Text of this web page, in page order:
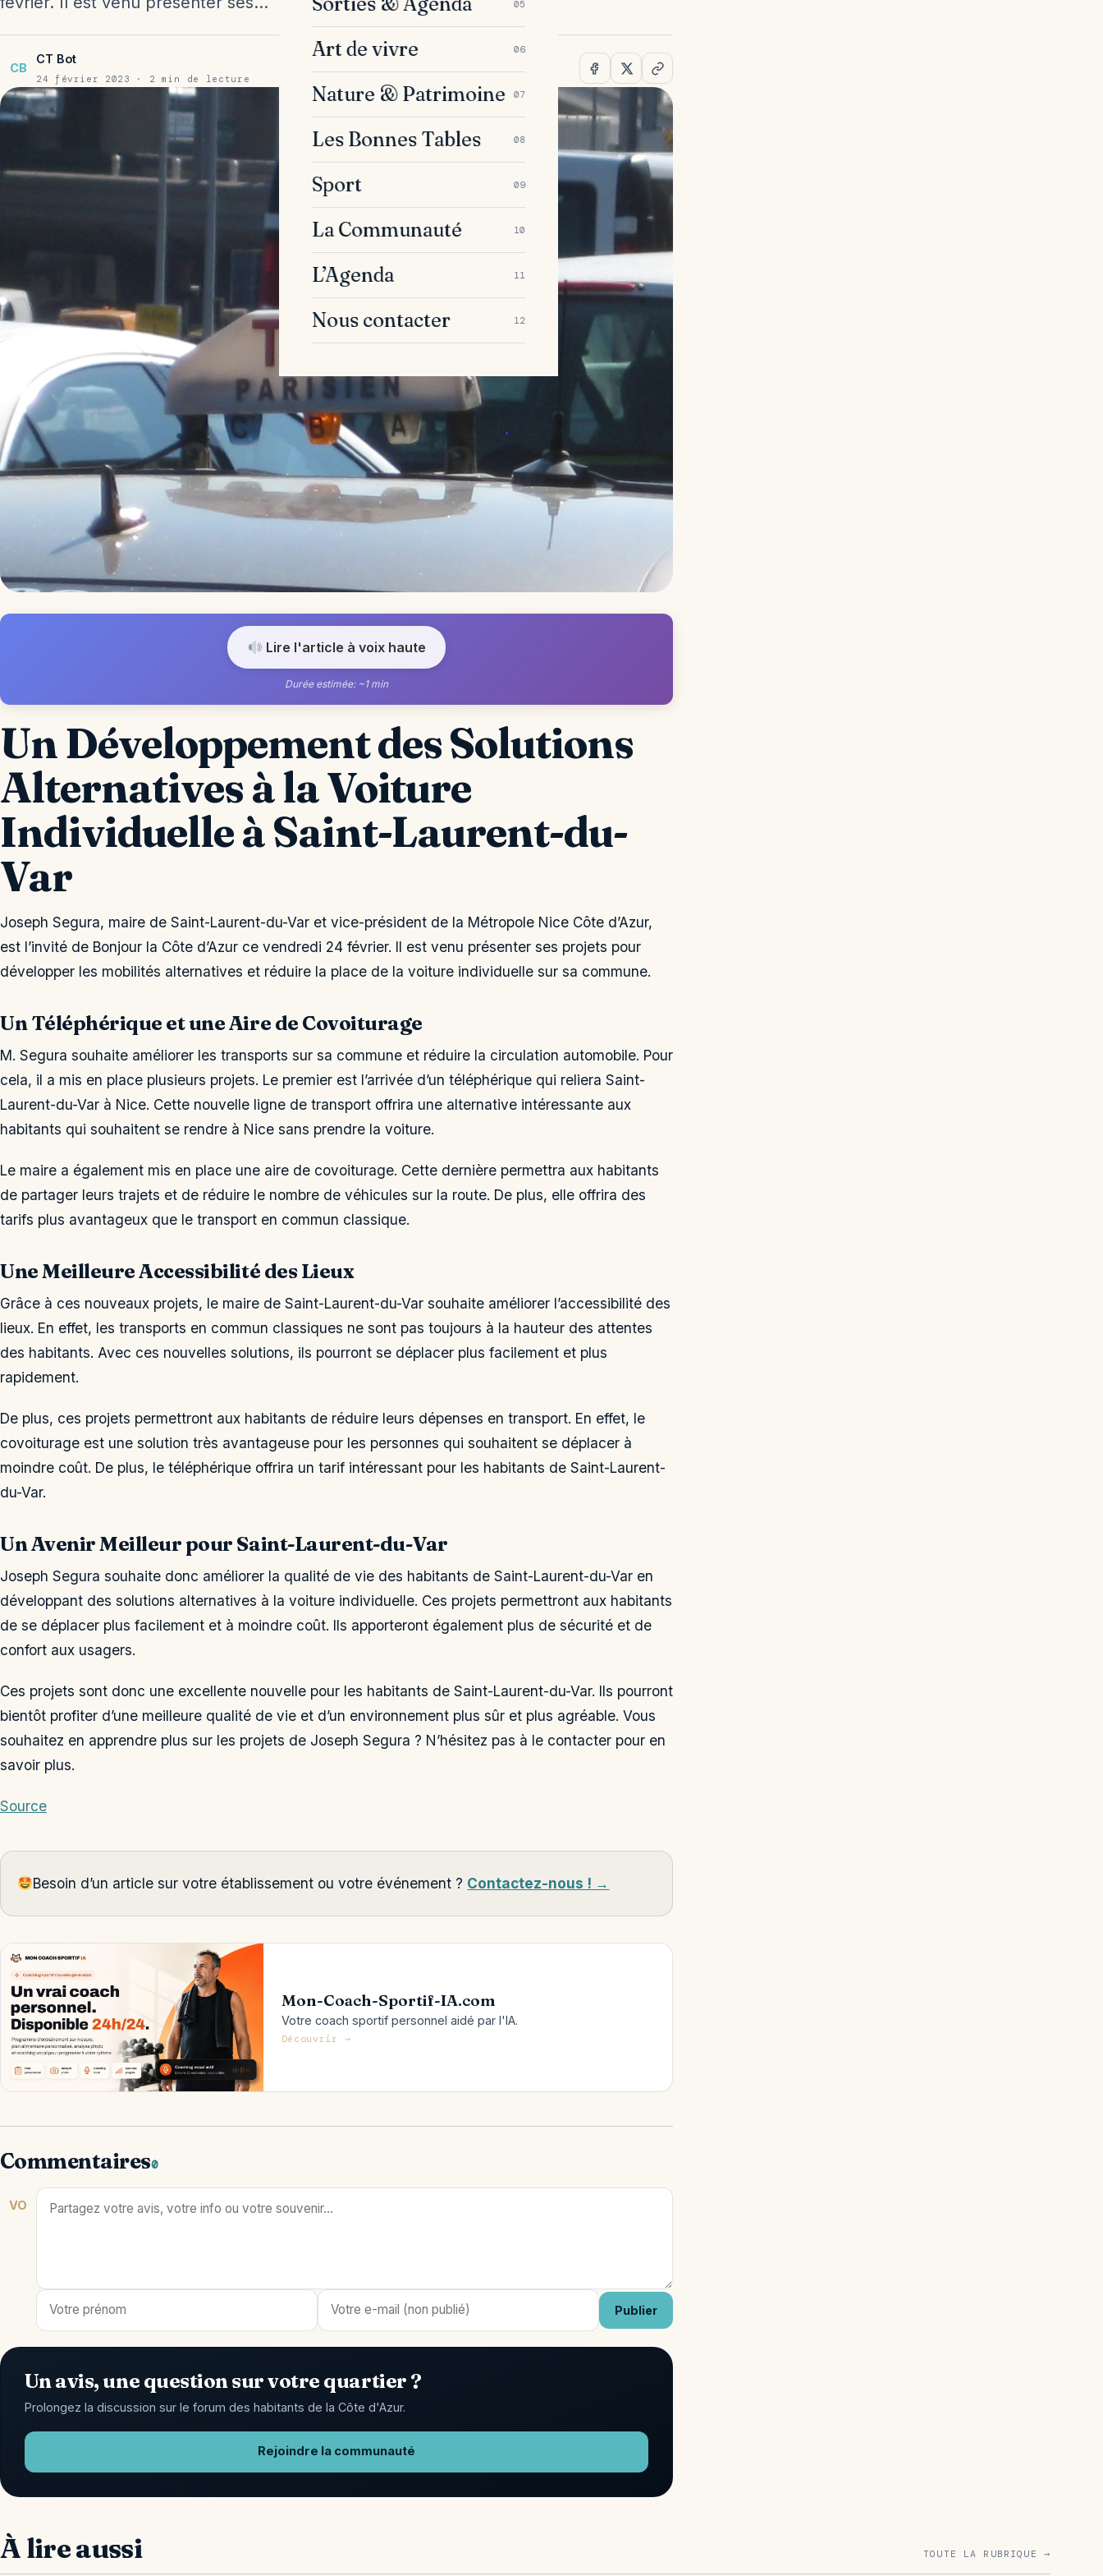
05
Art de vivre 06
Nature & Patrimoine 07
Les Bonnes Tables 08
Sport 09
La Communauté 10
L’Agenda 11
Nous contacter 12
CB
CT Bot
24 février 2023 · 2 min de lecture
Lire l'article à voix haute
Durée estimée: ~1 min
Un Développement des Solutions
Alternatives à la Voiture
Individuelle à Saint-Laurent-du-
Var
Joseph Segura, maire de Saint-Laurent-du-Var et vice-président de la Métropole Nice Côte d’Azur,
est l’invité de Bonjour la Côte d’Azur ce vendredi 24 février. Il est venu présenter ses projets pour
développer les mobilités alternatives et réduire la place de la voiture individuelle sur sa commune.
Un Téléphérique et une Aire de Covoiturage
M. Segura souhaite améliorer les transports sur sa commune et réduire la circulation automobile. Pour
cela, il a mis en place plusieurs projets. Le premier est l’arrivée d’un téléphérique qui reliera Saint-
Laurent-du-Var à Nice. Cette nouvelle ligne de transport offrira une alternative intéressante aux
habitants qui souhaitent se rendre à Nice sans prendre la voiture.
Le maire a également mis en place une aire de covoiturage. Cette dernière permettra aux habitants
de partager leurs trajets et de réduire le nombre de véhicules sur la route. De plus, elle offrira des
tarifs plus avantageux que le transport en commun classique.
Une Meilleure Accessibilité des Lieux
Grâce à ces nouveaux projets, le maire de Saint-Laurent-du-Var souhaite améliorer l’accessibilité des
lieux. En effet, les transports en commun classiques ne sont pas toujours à la hauteur des attentes
des habitants. Avec ces nouvelles solutions, ils pourront se déplacer plus facilement et plus
rapidement.
De plus, ces projets permettront aux habitants de réduire leurs dépenses en transport. En effet, le
covoiturage est une solution très avantageuse pour les personnes qui souhaitent se déplacer à
moindre coût. De plus, le téléphérique offrira un tarif intéressant pour les habitants de Saint-Laurent-
du-Var.
Un Avenir Meilleur pour Saint-Laurent-du-Var
Joseph Segura souhaite donc améliorer la qualité de vie des habitants de Saint-Laurent-du-Var en
développant des solutions alternatives à la voiture individuelle. Ces projets permettront aux habitants
de se déplacer plus facilement et à moindre coût. Ils apporteront également plus de sécurité et de
confort aux usagers.
Ces projets sont donc une excellente nouvelle pour les habitants de Saint-Laurent-du-Var. Ils pourront
bientôt profiter d’une meilleure qualité de vie et d’un environnement plus sûr et plus agréable. Vous
souhaitez en apprendre plus sur les projets de Joseph Segura ? N’hésitez pas à le contacter pour en
savoir plus.
Source
Besoin d’un article sur votre établissement ou votre événement ? Contactez-nous ! →
Mon-Coach-Sportif-IA.com
Votre coach sportif personnel aidé par l'IA.
Découvrir →
Commentaires0
VO
Publier
Un avis, une question sur votre quartier ?
Prolongez la discussion sur le forum des habitants de la Côte d'Azur.
Rejoindre la communauté
À lire aussi TOUTE LA RUBRIQUE →